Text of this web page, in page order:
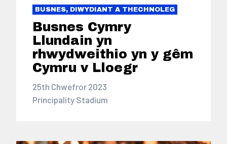
BUSNES, DIWYDIANT A THECHNOLEG
Busnes Cymry
Llundain yn
rhwydweithio yn y gêm
Cymru v Lloegr
25th Chwefror 2023
Principality Stadium